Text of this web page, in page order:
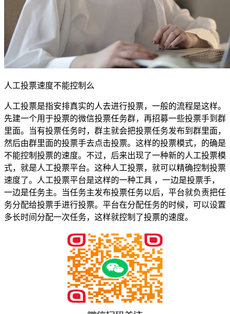
人工投票速度不能控制么
人工投票是指安排真实的人去进行投票，一般的流程是这样。
先建一个用于投票的微信投票任务群，再招募一些投票手到群
里面。当有投票任务时，群主就会把投票任务发布到群里面，
然后由群里面的投票手去点击投票。这样的投票模式，的确是
不能控制投票的速度。不过，后来出现了一种新的人工投票模
式，就是人工投票平台。这种人工投票，就可以精确控制投票
速度了。人工投票平台是这样的一种工具 ，一边是投票手，
一边是任务主。当任务主发布投票任务以后，平台就负责把任
务分配给投票手进行投票。平台在分配任务的时候，可以设置
多长时间分配一次任务，这样就控制了投票的速度。